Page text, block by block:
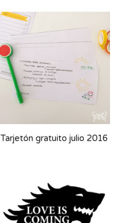
Tarjetón gratuito julio 2016